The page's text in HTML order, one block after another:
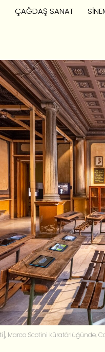
ÇAĞDAŞ SANAT
Marco Scotini küratörlüğünde,